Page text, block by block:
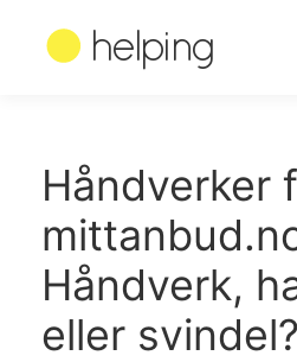
Håndverker
Håndverk,
eller svindel?